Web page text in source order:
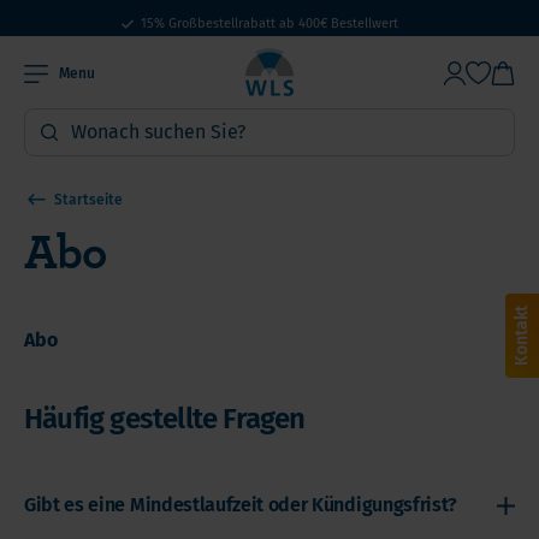
Seit Jahr 2005 für Sie da
15% Großbestellrabatt ab 400€ Bestellwert
Menu
Startseite
Abo
Abo
Häufig gestellte Fragen
Gibt es eine Mindestlaufzeit oder Kündigungsfrist?
Kontakt